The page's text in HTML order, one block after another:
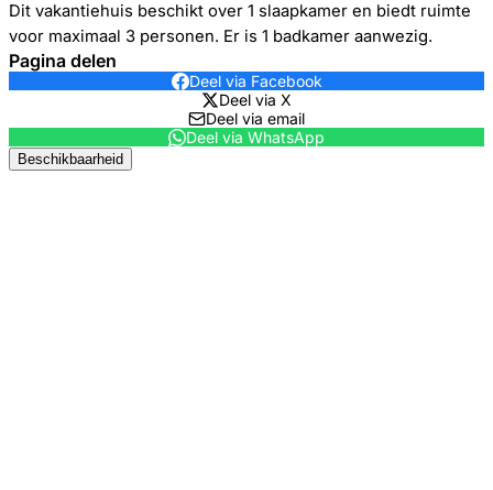
Dit vakantiehuis beschikt over 1 slaapkamer en biedt ruimte
voor maximaal 3 personen. Er is 1 badkamer aanwezig.
Pagina delen
Deel via Facebook
Deel via X
Deel via email
Deel via WhatsApp
Beschikbaarheid